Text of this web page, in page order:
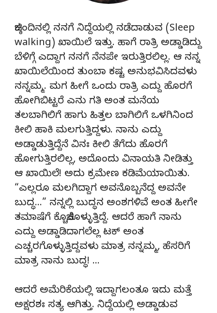
ಚಿಕ್ಕಂದಿನಲ್ಲಿ ನನಗೆ ನಿದ್ದೆಯಲ್ಲಿ ನಡೆದಾಡುವ (Sleep
walking) ಖಾಯಿಲೆ ಇತ್ತು. ಹಾಗೆ ರಾತ್ರಿ ಅಡ್ಡಾಡಿದ್ದು
ಬೆಳಿಗ್ಗೆ ಎದ್ದಾಗ ನನಗೆ ನೆನಪೇ ಇರುತ್ತಿರಲಿಲ್ಲ. ಆ ನನ್ನ
ಖಾಯಿಲೆಯಿಂದ ತುಂಬಾ ಕಷ್ಟ ಅನುಭವಿಸಿದವಳು
ನನ್ನಮ್ಮ. ಮಗ ಹೀಗೆ ಒಂದು ರಾತ್ರಿ ಎದ್ದು ಹೊರಗೆ
ಹೋಗಿಬಿಟ್ಟರೆ ಎನು ಗತಿ ಅಂತ ಮನೆಯ
ತಲಬಾಗಿಲಿಗೆ ಹಾಗು ಹಿತ್ತಲ ಬಾಗಿಲಿಗೆ ಒಳಗಿನಿಂದ
ಕೀಲಿ ಹಾಕಿ ಮಲಗುತ್ತಿದ್ದಳು. ನಾನು ಎದ್ದು
ಅಡ್ಡಾಡುತ್ತಿದ್ದೆನೆ ವಿನಃ ಕೀಲಿ ತೆಗೆದು ಹೊರಗೆ
ಹೋಗುತ್ತಿರಲಿಲ್ಲ, ಅದೊಂದು ವಿನಾಯತಿ ನೀಡಿತ್ತು
ಆ ಖಾಯಿಲೆ! ಅದು ಕ್ರಮೇಣ ಕಡಿಮೆಯಾಯಿತು.
“ಎಲ್ಲರೂ ಮಲಗಿದ್ದಾಗ ಅವನೊಬ್ಬನೆದ್ದ ಅವನೇ
ಬುದ್ಧ…” ನನ್ನಲ್ಲಿ ಬುದ್ಧನ ಅಂಶಗಳಿವೆ ಅಂತ ಹೀಗೇ
ತಮಾಷೆಗೆ ಕೊಚ್ಚಿಕೊಳ್ಳುತ್ತಿದ್ದೆ. ಆದರೆ ಹಾಗೆ ನಾನು
ಎದ್ದು ಅಡ್ಡಾಡಿದಾಗಲೆಲ್ಲ ಟಕ್ ಅಂತ
ಎಚ್ಚರಗೊಳ್ಳುತ್ತಿದ್ದವಳು ಮಾತ್ರ ನನ್ನಮ್ಮ, ಹೆಸರಿಗೆ
ಮಾತ್ರ ನಾನು ಬುದ್ಧ! …
ಆದರೆ ಅಮೆರಿಕೆಯಲ್ಲಿ ಇದ್ದಾಗಲಂತೂ ಇದು ಮತ್ತೆ
ಅಕ್ಷರಶಃ ಸತ್ಯ ಆಗಿತ್ತು. ನಿದ್ದೆಯಲ್ಲಿ ಅಡ್ಡಾಡುವ